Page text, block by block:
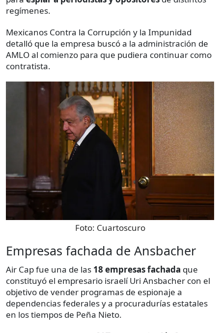
regímenes.
Mexicanos Contra la Corrupción y la Impunidad
detalló que la empresa buscó a la administración de
AMLO al comienzo para que pudiera continuar como
contratista.
Foto: Cuartoscuro
Empresas fachada de Ansbacher
Air Cap fue una de las 18 empresas fachada que
constituyó el empresario israelí Uri Ansbacher con el
objetivo de vender programas de espionaje a
dependencias federales y a procuradurías estatales
en los tiempos de Peña Nieto.